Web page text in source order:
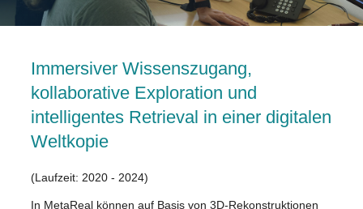
Immersiver Wissenszugang,
kollaborative Exploration und
intelligentes Retrieval in einer digitalen
Weltkopie
(Laufzeit: 2020 - 2024)
In MetaReal können auf Basis von 3D-Rekonstruktionen